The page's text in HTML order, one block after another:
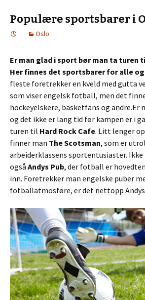
Populære sportsbarer i
Oslo
Er man glad i sport bør man ta turen
Her finnes det sportsbarer for alle og
fleste foretrekker en kveld med gutta
som viser engelsk fotball, men det
hockeyelskere, basketfans og andre.Er
og det ikke er lang tid før kampen er i
turen til Hard Rock Cafe. Litt lenger
finner man The Scotsman, som er
arbeiderklassens sportentusiaster.
også Andys Pub, der fotball er
inn. Foretrekker man engelske puber
fotballatmosføre, er det nettopp Andys